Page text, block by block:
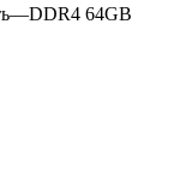
—DDR4 64GB